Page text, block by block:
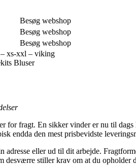
Besøg webshop
Besøg webshop
Besøg webshop
– xs-xxl – viking
Bluser
for fragt. En sikker vinder er nu til
endda den mest prisbevidste
eller ud til dit arbejde.
desværre stiller krav om at du opholder